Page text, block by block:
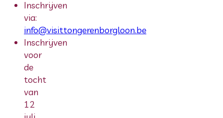
Inschrijven
via:
info@visittongerenborgloon.be
Inschrijven
voor
de
tocht
van
12